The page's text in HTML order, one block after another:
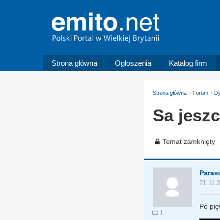
Strona główna Ogłoszenia Katalog firm
Strona główna Forum
Sa
Temat zamknięty
1
Po